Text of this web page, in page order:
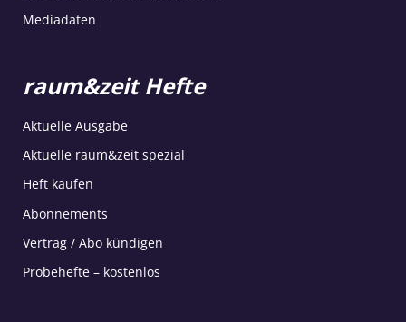
Mediadaten
raum&zeit Hefte
Aktuelle Ausgabe
Aktuelle raum&zeit spezial
Heft kaufen
Abonnements
Vertrag / Abo kündigen
Probehefte – kostenlos